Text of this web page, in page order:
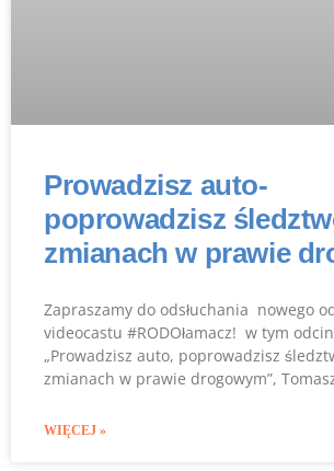
Prowadzisz auto-
poprowadzisz
zmianach w prawie
Zapraszamy do odsłuchania nowego
videocastu #RODOłamacz! w tym
„Prowadzisz auto, poprowadzisz
zmianach w prawie drogowym”,
WIĘCEJ »